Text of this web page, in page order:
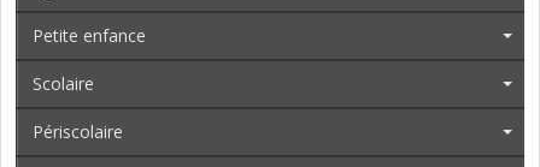
Petite enfance
Scolaire
Périscolaire